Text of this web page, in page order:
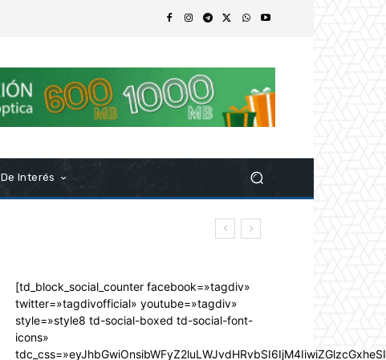
De Interés
[td_block_social_counter facebook=»tagdiv»
twitter=»tagdivofficial» youtube=»tagdiv»
style=»style8 td-social-boxed td-social-font-
icons»